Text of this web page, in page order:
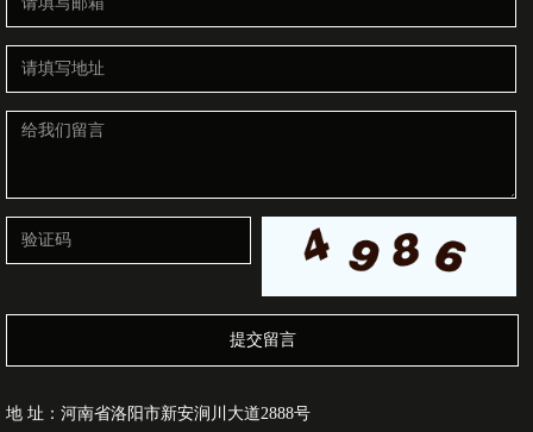
提交留言
地 址：河南省洛阳市新安涧川大道2888号